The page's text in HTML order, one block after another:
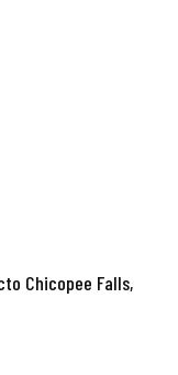
Chicopee Falls,